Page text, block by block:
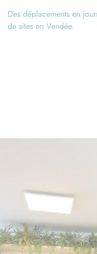
Des déplacements en
de sites en Vendée.